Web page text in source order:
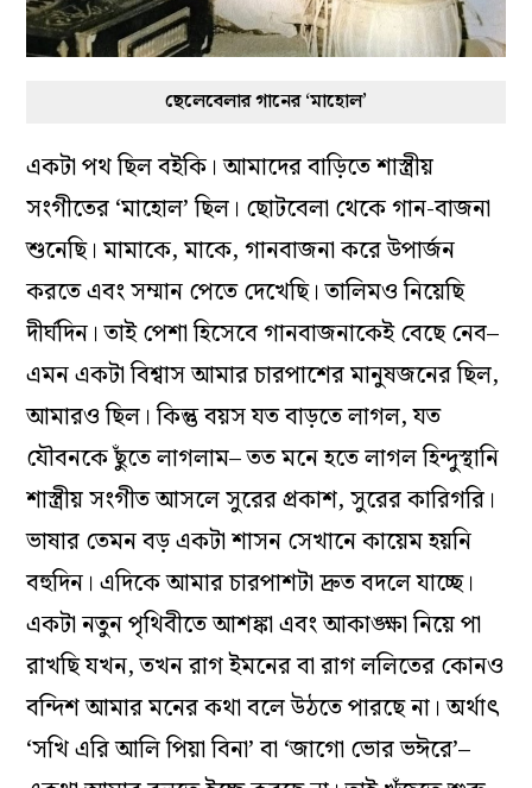
ছেলেবেলার গানের ‘মাহোল’
একটা পথ ছিল বইকি। আমাদের বাড়িতে শাস্ত্রীয়
সংগীতের ‘মাহোল’ ছিল। ছোটবেলা থেকে গান-বাজনা
শুনেছি। মামাকে, মাকে, গানবাজনা করে উপার্জন
করতে এবং সম্মান পেতে দেখেছি। তালিমও নিয়েছি
দীর্ঘদিন। তাই পেশা হিসেবে গানবাজনাকেই বেছে নেব–
এমন একটা বিশ্বাস আমার চারপাশের মানুষজনের ছিল,
আমারও ছিল। কিন্তু বয়স যত বাড়তে লাগল, যত
যৌবনকে ছুঁতে লাগলাম– তত মনে হতে লাগল হিন্দুস্থানি
শাস্ত্রীয় সংগীত আসলে সুরের প্রকাশ, সুরের কারিগরি।
ভাষার তেমন বড় একটা শাসন সেখানে কায়েম হয়নি
বহুদিন। এদিকে আমার চারপাশটা দ্রুত বদলে যাচ্ছে।
একটা নতুন পৃথিবীতে আশঙ্কা এবং আকাঙ্ক্ষা নিয়ে পা
রাখছি যখন, তখন রাগ ইমনের বা রাগ ললিতের কোনও
বন্দিশ আমার মনের কথা বলে উঠতে পারছে না। অর্থাৎ
‘সখি এরি আলি পিয়া বিনা’ বা ‘জাগো ভোর ভঈরে’–